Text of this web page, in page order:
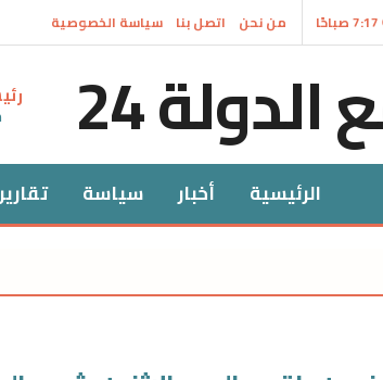
من نحن اتصل بنا سياسة الخصوصية
الرئيسية أخبار سياسة